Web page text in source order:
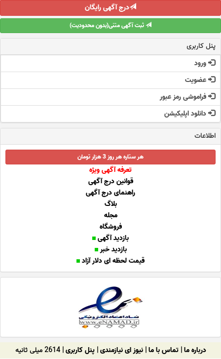
درج آگهی رایگان
ثبت آگهی متنی(بدون محدودیت)
پنل کاربری
ورود
عضویت
فراموشی رمز عبور
دانلود اپلیکیشن
اطلاعات
هر ستاره هر روز 3 هزار تومان
تعرفه آگهی ویژه
قوانین درج آگهی
راهنمای درج آگهی
بلاگ
مجله
فروشگاه
بازدید آگهی
بازدید خبر
قیمت لحظه ای دلار آزاد
درباره ما|تماس با ما|نیوز ای نیازمندی|پنل کاربری| 2614 میلی ثانیه